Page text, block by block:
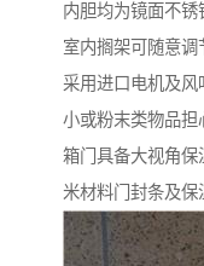
内胆均为镜面不锈
室内搁架可随意调
采用进口电机及
小或粉末类物品担
箱门具备大视角保
米材料门封条及保